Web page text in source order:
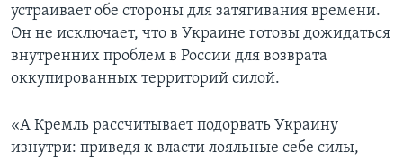
устраивает обе стороны для затягивания времени.
Он не исключает, что в Украине готовы дожидаться
внутренних проблем в России для возврата
оккупированных территорий силой.
«А Кремль рассчитывает подорвать Украину
изнутри: приведя к власти лояльные себе силы,